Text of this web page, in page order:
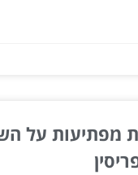
מפתיעות על